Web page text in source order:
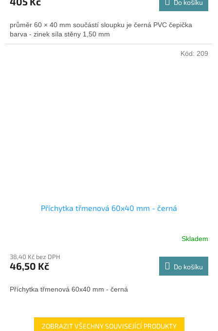
Do košíku
průměr 60 × 40 mm součástí sloupku je černá PVC čepička
barva - zinek síla stěny 1,50 mm
Příchytka třmenová 60x40 mm - černá
Skladem
38,40 Kč bez DPH
46,50 Kč Do košíku
Příchytka třmenová 60x40 mm - černá
Kód: 209
ZOBRAZIT VŠECHNY SOUVISEJÍCÍ PRODUKTY